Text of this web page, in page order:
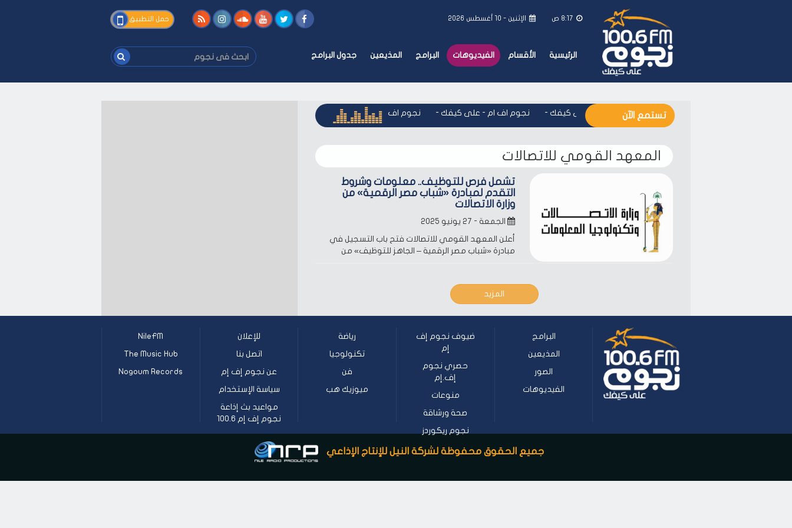
8:17 ص الإثنين - ١٠ أغسطس ٢٠٢٦ حمل التطبيق
الرئيسية الأقسام الفيديوهات البرامج المذيعين جدول البرامج
ابحث
فى
فى
تستمع الآن -نجوم اف ام - على كيفك -نجوم اف ام - على كيفك نجوم اف ام - على كيفك
المعهد القومي للاتصالات
تشمل فرص للتوظيف.. معلومات وشروط
التقدم لمبادرة «شباب مصر الرقمية» من
وزارة الاتصالات
الجمعة - ٢٧ يونيو ٢٠٢٥
أعلن المعهد القومي للاتصالات فتح باب التسجيل في
مبادرة «شباب مصر الرقمية – الجاهز للتوظيف» من
المزيد
البرامج
المذيعين
الصور
الفيديوهات
ضيوف نجوم إف
إم
حصري نجوم
إف.إم
منوعات
صحة ورشاقة
نجوم ريكوردز
رياضة
تكنولوجيا
فن
ميوزيك هب
للإعلان
اتصل بنا
عن نجوم إف إم
سياسة الإستخدام
مواعيد بث إذاعة
نجوم إف إم 100.6
NileFM
The Music Hub
Nogoum Records
جميع الحقوق محفوظة لشركة النيل للإنتاج الإذاعي